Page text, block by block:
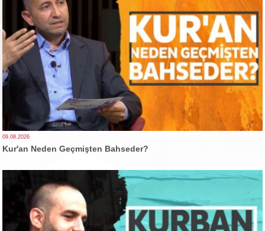
09.08.2026
Kur'an Neden Geçmişten Bahseder?